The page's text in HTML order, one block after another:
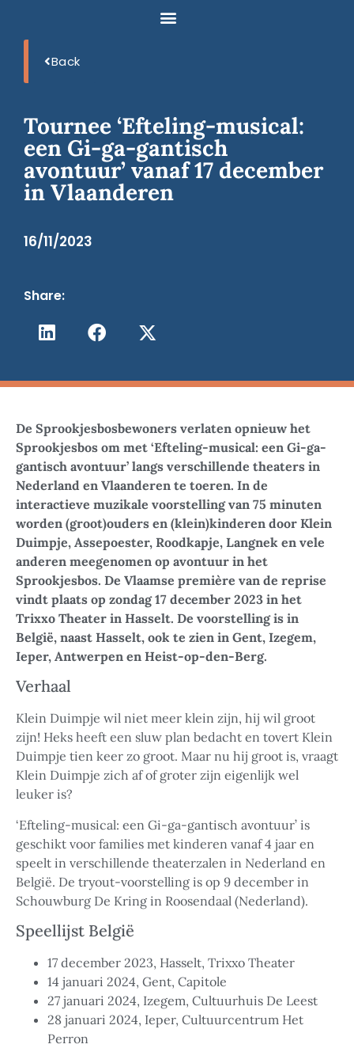
Back
Tournee ‘Efteling-musical:
een Gi-ga-gantisch
avontuur’ vanaf 17 december
in Vlaanderen
16/11/2023
Share:
De Sprookjesbosbewoners verlaten opnieuw het
Sprookjesbos om met ‘Efteling-musical: een Gi-ga-
gantisch avontuur’ langs verschillende theaters in
Nederland en Vlaanderen te toeren. In de
interactieve muzikale voorstelling van 75 minuten
worden (groot)ouders en (klein)kinderen door Klein
Duimpje, Assepoester, Roodkapje, Langnek en vele
anderen meegenomen op avontuur in het
Sprookjesbos. De Vlaamse première van de reprise
vindt plaats op zondag 17 december 2023 in het
Trixxo Theater in Hasselt. De voorstelling is in
België, naast Hasselt, ook te zien in Gent, Izegem,
Ieper, Antwerpen en Heist-op-den-Berg.
Verhaal
Klein Duimpje wil niet meer klein zijn, hij wil groot
zijn! Heks heeft een sluw plan bedacht en tovert Klein
Duimpje tien keer zo groot. Maar nu hij groot is, vraagt
Klein Duimpje zich af of groter zijn eigenlijk wel
leuker is?
‘Efteling-musical: een Gi-ga-gantisch avontuur’ is
geschikt voor families met kinderen vanaf 4 jaar en
speelt in verschillende theaterzalen in Nederland en
België. De tryout-voorstelling is op 9 december in
Schouwburg De Kring in Roosendaal (Nederland).
Speellijst België
17 december 2023, Hasselt, Trixxo Theater
14 januari 2024, Gent, Capitole
27 januari 2024, Izegem, Cultuurhuis De Leest
28 januari 2024, Ieper, Cultuurcentrum Het
Perron